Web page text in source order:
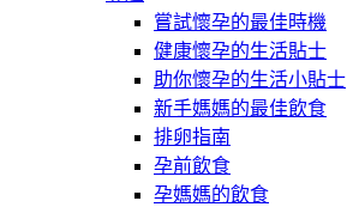
嘗試懷孕的最佳時機
健康懷孕的生活貼士
助你懷孕的生活小貼士
新手媽媽的最佳飲食
排卵指南
孕前飲食
孕媽媽的飲食